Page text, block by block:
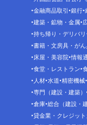
金融商品取引 銀行
建築・鉱物・金属
持ち帰り・デリバリ
書籍・文房具・が
床屋・美容院 情報
食堂・レストラン
人材 水道 精密機械
専門（建設・建築）
倉庫 総合（建設・
貸金業・クレジッ